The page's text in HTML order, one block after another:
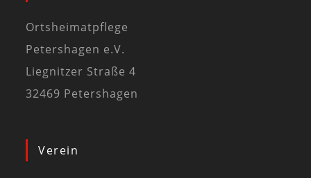
Ortsheimatpflege
Petershagen e.V.
Liegnitzer Straße 4
32469 Petershagen
Verein